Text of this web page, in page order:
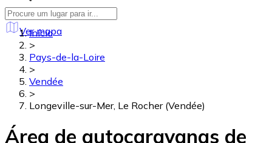
Ver mapa
Início
>
Pays-de-la-Loire
>
Vendée
>
Longeville-sur-Mer, Le Rocher (Vendée)
Área de autocaravanas de